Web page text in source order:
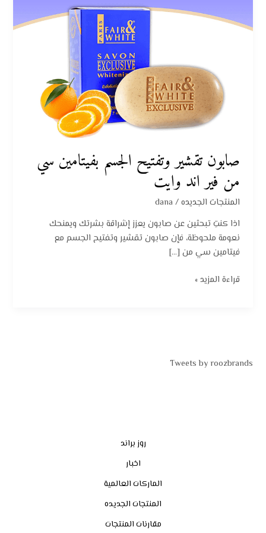
صابون تقشير وتفتيح الجسم بفيتامين سي
من فير اند وايت
المنتجات الجديده/
dana
اذا كنتِ تبحثين عن صابون يعزز إشراقة بشرتك ويمنحك
نعومة ملحوظة، فإن صابون تقشير وتفتيح الجسم مع
فيتامين سي من […]
اند
قراءة المزيد »
Tweets by roozbrands
روز براند
اخبار
الماركات العالمية
المنتجات الجديده
مقارنات المنتجات